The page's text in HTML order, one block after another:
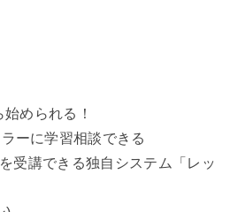
められる！
ーに学習相談できる
受講できる独自システム「レッ